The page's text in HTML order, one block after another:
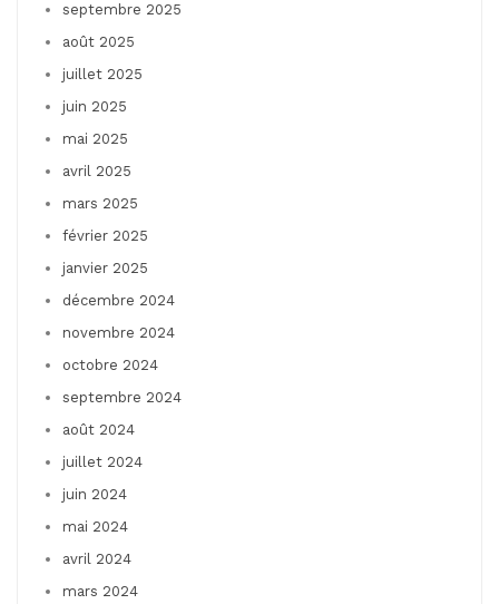
septembre 2025
août 2025
juillet 2025
juin 2025
mai 2025
avril 2025
mars 2025
février 2025
janvier 2025
décembre 2024
novembre 2024
octobre 2024
septembre 2024
août 2024
juillet 2024
juin 2024
mai 2024
avril 2024
mars 2024